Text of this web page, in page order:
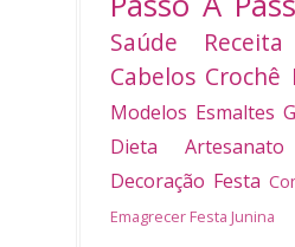
Saúde Receita
Cabelos Crochê
Modelos Esmaltes
Dieta
Artesanato
Decoração Festa
Emagrecer Festa Junina